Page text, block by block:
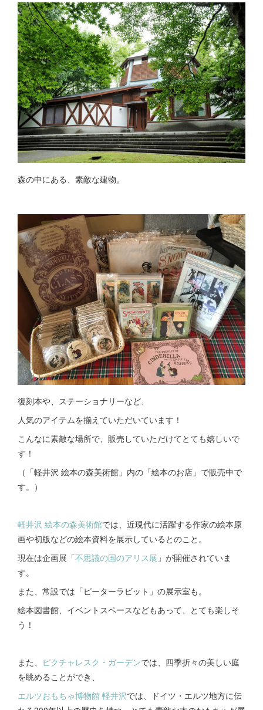
森の中にある、素敵な建物。
復刻本や、ステーショナリーなど、
人気のアイテムを揃えていただいています！
こんなに素敵な場所で、販売していただけてとても嬉しいで
す！
（「軽井沢 絵本の森美術館」内の「絵本のお店」で販売中で
す。）
軽井沢 絵本の森美術館では、近現代に活躍する作家の絵本原
画や初版などの絵本資料を展示しているとのこと。
現在は企画展「不思議の国のアリス展 」が開催されていま
す。
また、常設では「ピーターラビット」の展示室も。
絵本図書館、イベントスペースなどもあって、とても楽しそ
う！
また、 ピクチャレスク・ガーデンでは、四季折々の美しい庭
を眺めることができ、
エルツおもちゃ博物館 軽井沢では、ドイツ・エルツ地方に伝